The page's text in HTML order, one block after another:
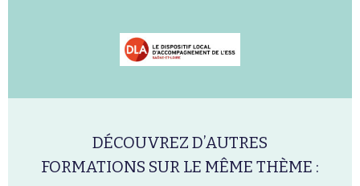
DÉCOUVREZ D’AUTRES
FORMATIONS SUR LE MÊME THÈME :